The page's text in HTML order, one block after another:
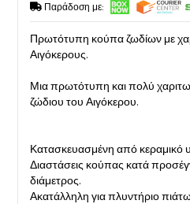
Παράδοση με:
Πρωτότυπη κούπα ζωδίων με
Αιγόκερους.
Μια πρωτότυπη και πολύ
ζώδιου του Αιγόκερου.
Κατασκευασμένη από κεραμικό
Διαστάσεις κούπας κατά
διάμετρος.
Ακατάλληλη για πλυντήριο